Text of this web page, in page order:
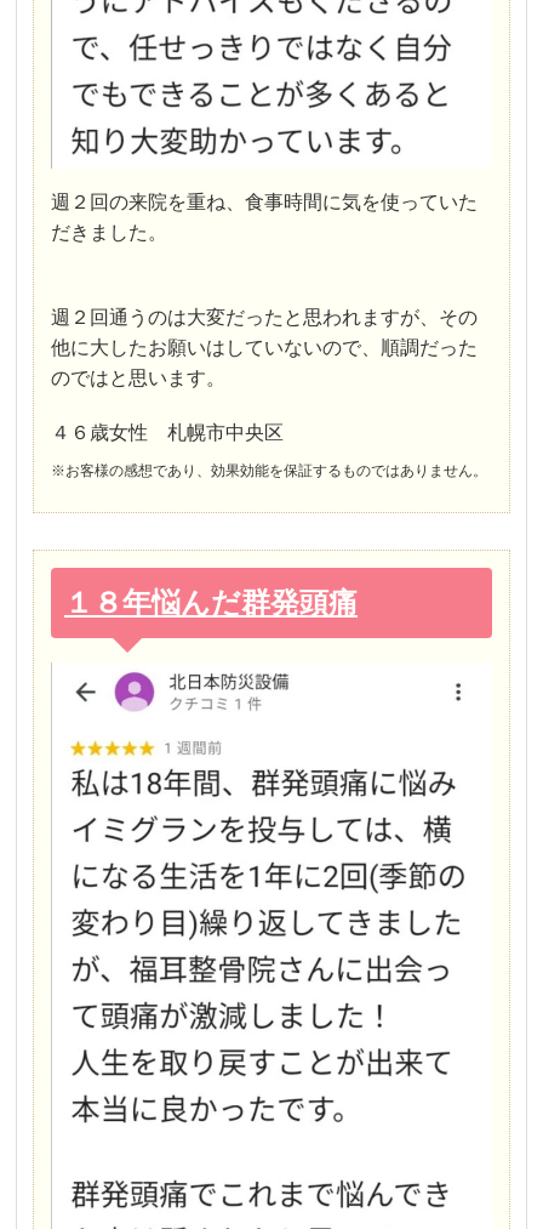
週２回の来院を重ね、食事時間に気を使っていた
だきました。
週２回通うのは大変だったと思われますが、その
他に大したお願いはしていないので、順調だった
のではと思います。
４６歳女性 札幌市中央区
※お客様の感想であり、効果効能を保証するものではありません。
１８年悩んだ群発頭痛